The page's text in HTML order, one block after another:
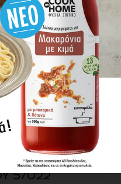
ΕΓΓΡΑΦΗ
ΜΑΣ
Α.Ε.
57022